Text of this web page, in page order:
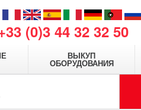
(0)3 44 32 32 50
ВЫКУП
ОБОРУДОВАНИЯ